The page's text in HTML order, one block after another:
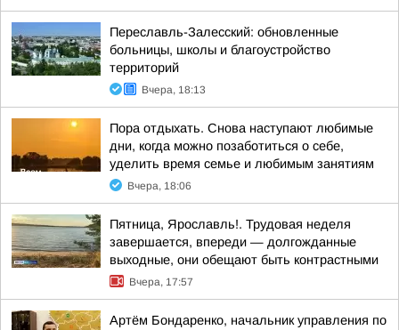
Переславль-Залесский: обновленные
больницы, школы и благоустройство
территорий
Вчера, 18:13
Пора отдыхать. Снова наступают любимые
дни, когда можно позаботиться о себе,
уделить время семье и любимым занятиям
Вчера, 18:06
Пятница, Ярославль!. Трудовая неделя
завершается, впереди — долгожданные
выходные, они обещают быть контрастными
Вчера, 17:57
Артём Бондаренко, начальник управления по